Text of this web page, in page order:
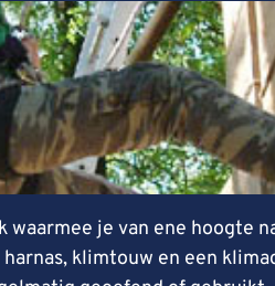
je van ene hoogte
klimtouw en een